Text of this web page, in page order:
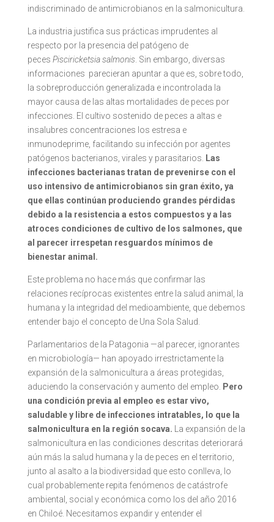
indiscriminado de antimicrobianos en la salmonicultura.
La industria justifica sus prácticas imprudentes al
respecto por la presencia del patógeno de
peces Pisciricketsia salmonis. Sin embargo, diversas
informaciones parecieran apuntar a que es, sobre todo,
la sobreproducción generalizada e incontrolada la
mayor causa de las altas mortalidades de peces por
infecciones. El cultivo sostenido de peces a altas e
insalubres concentraciones los estresa e
inmunodeprime, facilitando su infección por agentes
patógenos bacterianos, virales y parasitarios. Las
infecciones bacterianas tratan de prevenirse con el
uso intensivo de antimicrobianos sin gran éxito, ya
que ellas continúan produciendo grandes pérdidas
debido a la resistencia a estos compuestos y a las
atroces condiciones de cultivo de los salmones, que
al parecer irrespetan resguardos mínimos de
bienestar animal.
Este problema no hace más que confirmar las
relaciones recíprocas existentes entre la salud animal, la
humana y la integridad del medioambiente, que debemos
entender bajo el concepto de Una Sola Salud.
Parlamentarios de la Patagonia —al parecer, ignorantes
en microbiología— han apoyado irrestrictamente la
expansión de la salmonicultura a áreas protegidas,
aduciendo la conservación y aumento del empleo. Pero
una condición previa al empleo es estar vivo,
saludable y libre de infecciones intratables, lo que la
salmonicultura en la región socava. La expansión de la
salmonicultura en las condiciones descritas deteriorará
aún más la salud humana y la de peces en el territorio,
junto al asalto a la biodiversidad que esto conlleva, lo
cual probablemente repita fenómenos de catástrofe
ambiental, social y económica como los del año 2016
en Chiloé. Necesitamos expandir y entender el